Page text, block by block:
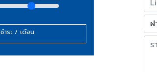
ำระ / เดือน